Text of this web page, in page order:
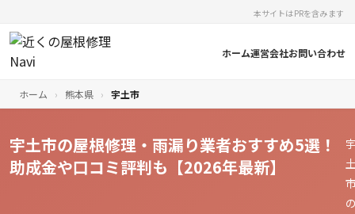
本サイトはPRを含みます
ホーム運営会社お問い合わせ
ホーム › 熊本県 › 宇土市
宇土市の屋根修理・雨漏り業者おすすめ5選！
助成金や口コミ評判も【2026年最新】